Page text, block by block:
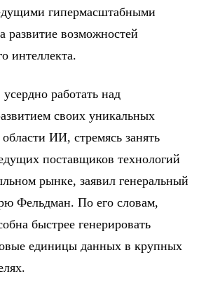
гипермасштабными
развитие возможностей
интеллекта.
усердно работать над
своих уникальных
ИИ, стремясь занять
поставщиков технологий
рынке, заявил генеральный
Фельдман. По его словам,
быстрее генерировать
единицы данных в крупных